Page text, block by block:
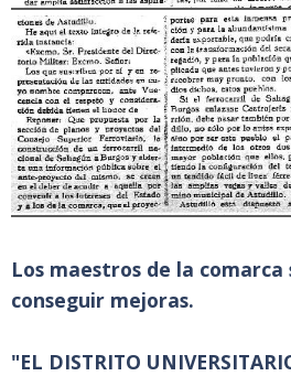
Los maestros de la
conseguir mejoras.
"EL DISTRITO